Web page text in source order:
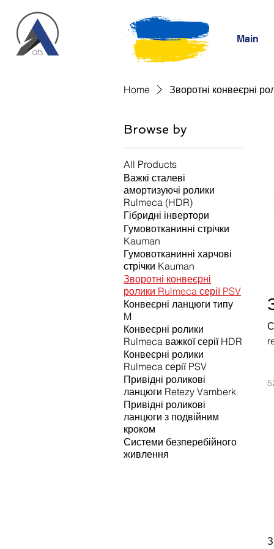
Main
Home Зворотні конвеєрні
Browse by
All Products
Важкі сталеві
амортизуючі ролики
Rulmeca (HDR)
Гібридні інвертори
Гумовотканинні стрічки
Kauman
Гумовотканинні харчові
стрічки Kauman
Зворотні конвеєрні
ролики Rulmeca серії PSV
Конвеєрні ланцюги типу
M
Конвеєрні ролики
Rulmeca важкої серії HDR
Конвеєрні ролики
Rulmeca серії PSV
Привідні роликові
ланцюги Retezy Vamberk
Привідні роликові
ланцюги з подвійним
кроком
Системи безперебійного
живлення